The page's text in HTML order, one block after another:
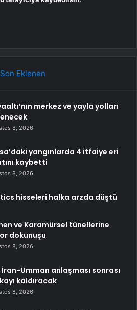
Son Eklenen
merkez ve yayla yolları
8, 2026
yangınlarda 4 itfaiye eri
kaybetti
8, 2026
hisseleri halka arzda düştü
ve Karamürsel tünellerine
dokunuşu
8, 2026
İran-Umman anlaşması sonrası
kaldıracak
8, 2026